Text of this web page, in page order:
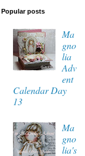
Popular posts
Ma
gno
lia
Adv
ent
Calendar Day
13
Ma
gno
lia's